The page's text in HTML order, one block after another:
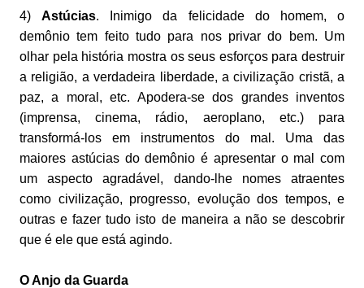
4) Astúcias. Inimigo da felicidade do homem, o
demônio tem feito tudo para nos privar do bem. Um
olhar pela história mostra os seus esforços para destruir
a religião, a verdadeira liberdade, a civilização cristã, a
paz, a moral, etc. Apodera-se dos grandes inventos
(imprensa, cinema, rádio, aeroplano, etc.) para
transformá-los em instrumentos do mal. Uma das
maiores astúcias do demônio é apresentar o mal com
um aspecto agradável, dando-lhe nomes atraentes
como civilização, progresso, evolução dos tempos, e
outras e fazer tudo isto de maneira a não se descobrir
que é ele que está agindo.
O Anjo da Guarda